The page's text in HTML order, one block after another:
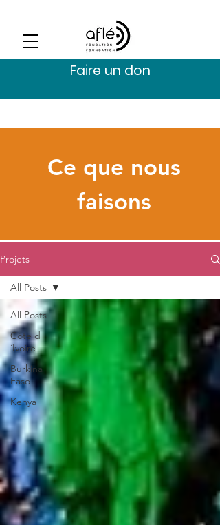
Faire un don
Ce que nous
faisons
Projets
All Posts
Côte d
´Ivoire
Burkina
Faso
Kenya
All Posts